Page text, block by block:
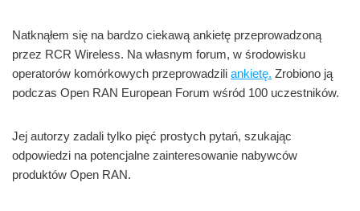
Natknąłem się na bardzo ciekawą ankietę przeprowadzoną
przez RCR Wireless. Na własnym forum, w środowisku
operatorów komórkowych przeprowadzili ankietę. Zrobiono ją
podczas Open RAN European Forum wśród 100 uczestników.
Jej autorzy zadali tylko pięć prostych pytań, szukając
odpowiedzi na potencjalne zainteresowanie nabywców
produktów Open RAN.